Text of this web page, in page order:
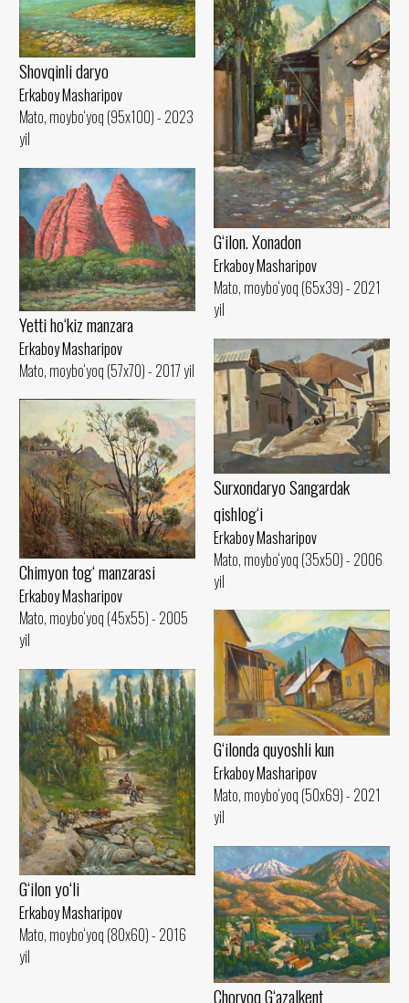
Shovqinli daryo
Erkaboy Masharipov
Mato, moybo‘yoq (95x100) - 2023
yil
G‘ilon. Xonadon
Erkaboy Masharipov
Mato, moybo‘yoq (65x39) - 2021
yil
Yetti ho‘kiz manzara
Erkaboy Masharipov
Mato, moybo‘yoq (57x70) - 2017 yil
Surxondaryo Sangardak
qishlog‘i
Erkaboy Masharipov
Mato, moybo‘yoq (35x50) - 2006
yil
Chimyon tog‘ manzarasi
Erkaboy Masharipov
Mato, moybo‘yoq (45x55) - 2005
yil
G‘ilonda quyoshli kun
Erkaboy Masharipov
Mato, moybo‘yoq (50x69) - 2021
yil
G‘ilon yo‘li
Erkaboy Masharipov
Mato, moybo‘yoq (80x60) - 2016
yil
Chorvoq G‘azalkent